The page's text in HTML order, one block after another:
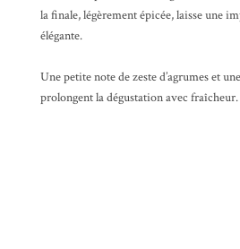
la finale, légèrement épicée, laisse une
élégante.
Une petite note de zeste d’agrumes et
prolongent la dégustation avec fraîcheur.